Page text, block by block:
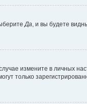
Да , и вы будете
измените в личных
только